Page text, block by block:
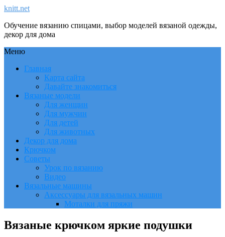
knitt.net
Обучение вязанию спицами, выбор моделей вязаной одежды,
декор для дома
Меню
Главная
Карта сайта
Давайте знакомиться
Вязаные модели
Для женщин
Для мужчин
Для детей
Для животных
Декор для дома
Крючком
Советы
Урок по вязанию
Видео
Вязальные машины
Аксессуары для вязальных машин
Моталки для пряжи
Вязаные крючком яркие подушки